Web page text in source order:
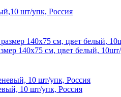
шт/упк, Россия
140х75 см, цвет белый,
10 шт/упк, Россия